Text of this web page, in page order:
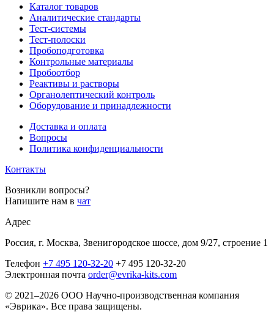
Каталог товаров
Аналитические стандарты
Тест-системы
Тест-полоски
Пробоподготовка
Контрольные материалы
Пробоотбор
Реактивы и растворы
Органолептический контроль
Оборудование и принадлежности
Доставка и оплата
Вопросы
Политика конфиденциальности
Контакты
Возникли вопросы?
Напишите нам в чат
Адрес
Россия, г. Москва, Звенигородское шоссе, дом 9/27, строение 1
Телефон +7 495 120-32-20 +7 495 120-32-20
Электронная почта order@evrika-kits.com
© 2021–2026 ООО Научно-производственная компания
«Эврика». Все права защищены.